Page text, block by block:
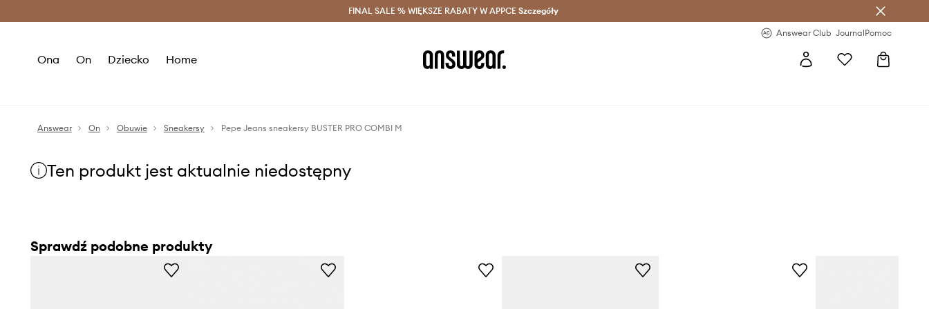
Oszczędzaj z Answear Club > Dostawa nawet w 24h >
FINAL SALE % WIĘKSZE RABATY W APPCE Szczegóły
Answear Club JournalPomoc
Ona On Dziecko Home
Answear On Obuwie Sneakersy Pepe Jeans sneakersy BUSTER PRO COMBI M
Ten produkt jest aktualnie niedostępny
Sprawdź podobne produkty